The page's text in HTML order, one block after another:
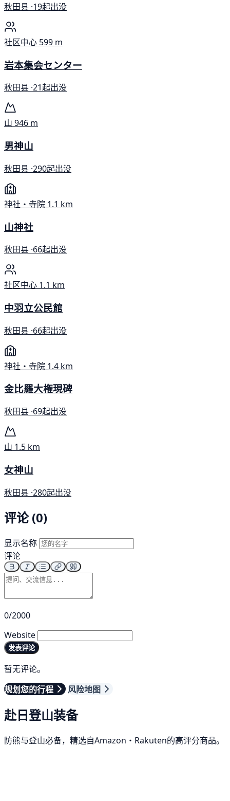
秋田县 ·19起出没
社区中心 599 m
岩本集会センター
秋田县 ·21起出没
山 946 m
男神山
秋田县 ·290起出没
神社・寺院 1.1 km
山神社
秋田县 ·66起出没
社区中心 1.1 km
中羽立公民館
秋田县 ·66起出没
神社・寺院 1.4 km
金比羅大権現碑
秋田县 ·69起出没
山 1.5 km
女神山
秋田县 ·280起出没
评论 (0)
显示名称
评论
0/2000
Website
发表评论
暂无评论。
规划您的行程
风险地图
赴日登山装备
防熊与登山必备，精选自Amazon・Rakuten的高评分商品。